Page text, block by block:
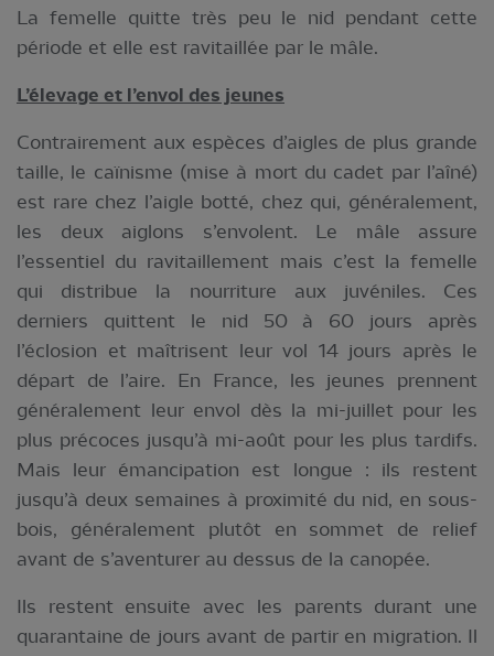
La femelle quitte très peu le nid pendant cette
période et elle est ravitaillée par le mâle.
L’élevage et l’envol des jeunes
Contrairement aux espèces d’aigles de plus grande
taille, le caïnisme (mise à mort du cadet par l’aîné)
est rare chez l’aigle botté, chez qui, généralement,
les deux aiglons s’envolent. Le mâle assure
l’essentiel du ravitaillement mais c’est la femelle
qui distribue la nourriture aux juvéniles. Ces
derniers quittent le nid 50 à 60 jours après
l’éclosion et maîtrisent leur vol 14 jours après le
départ de l’aire. En France, les jeunes prennent
généralement leur envol dès la mi-juillet pour les
plus précoces jusqu’à mi-août pour les plus tardifs.
Mais leur émancipation est longue : ils restent
jusqu’à deux semaines à proximité du nid, en sous-
bois, généralement plutôt en sommet de relief
avant de s’aventurer au dessus de la canopée.
Ils restent ensuite avec les parents durant une
quarantaine de jours avant de partir en migration. Il